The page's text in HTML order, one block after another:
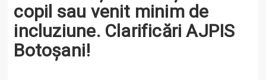
copil sau venit minim de
incluziune. Clarificări AJPIS
Botoșani!